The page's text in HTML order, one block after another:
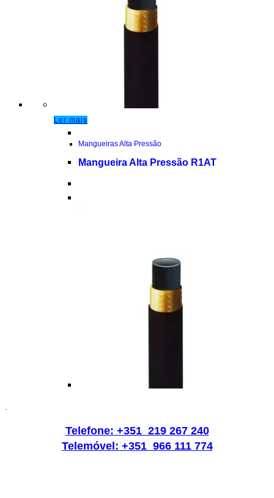
Ler mais
Mangueiras Alta Pressão
Mangueira Alta Pressão R1AT
.
Telefone: +351 219 267 240
Telemóvel: +351 966 111 774